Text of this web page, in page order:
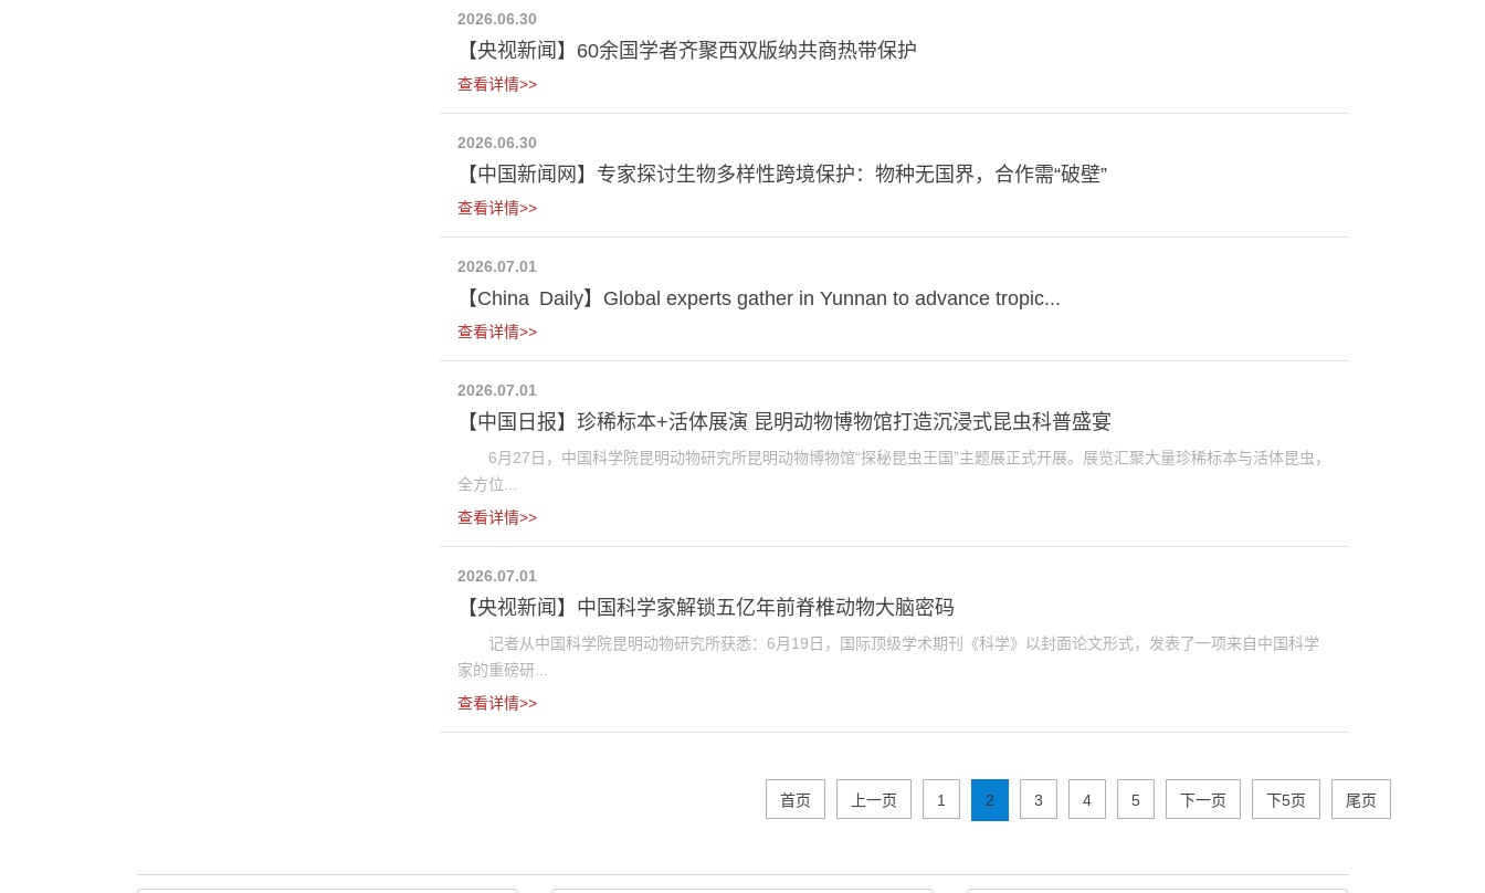
2026.06.30
【央视新闻】60余国学者齐聚西双版纳共商热带保护
查看详情>>
2026.06.30
【中国新闻网】专家探讨生物多样性跨境保护：物种无国界，合作需“破壁”
查看详情>>
2026.07.01
【China Daily】Global experts gather in Yunnan to advance tropic...
查看详情>>
2026.07.01
【中国日报】珍稀标本+活体展演 昆明动物博物馆打造沉浸式昆虫科普盛宴
6月27日，中国科学院昆明动物研究所昆明动物博物馆“探秘昆虫王国”主题展正式开展。展览汇聚大量珍稀标本与活体昆虫，
全方位...
查看详情>>
2026.07.01
【央视新闻】中国科学家解锁五亿年前脊椎动物大脑密码
记者从中国科学院昆明动物研究所获悉：6月19日，国际顶级学术期刊《科学》以封面论文形式，发表了一项来自中国科学
家的重磅研...
查看详情>>
首页 上一页 1 2 3 4 5 下一页 下5页 尾页